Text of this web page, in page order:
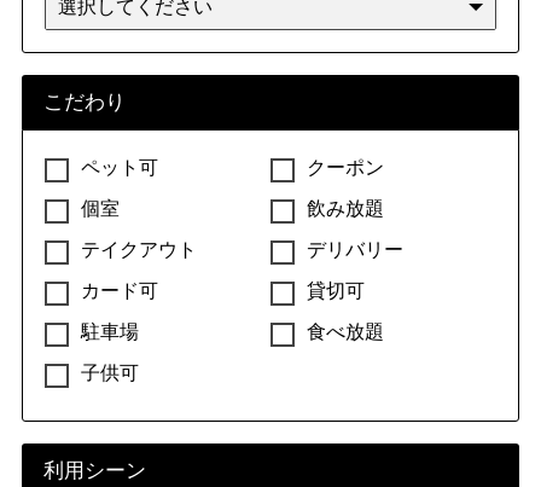
こだわり
ペット可
クーポン
個室
飲み放題
テイクアウト
デリバリー
カード可
貸切可
駐車場
食べ放題
子供可
利用シーン